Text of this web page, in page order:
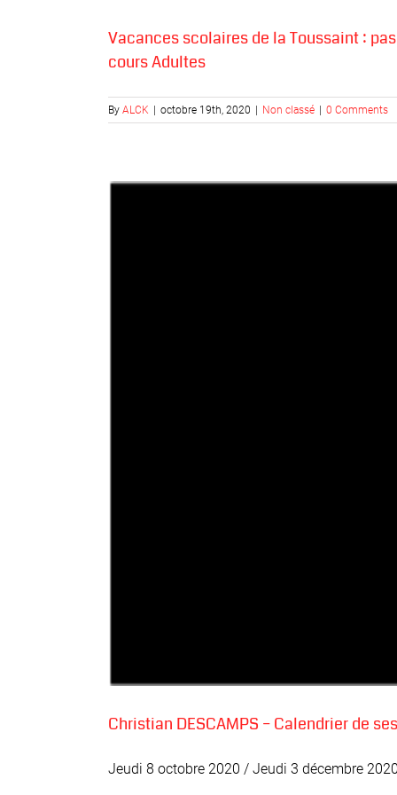
Vacances scolaires de la Toussaint :
cours Adultes
By ALCK octobre 19th, 2020 Non classé 0 Comments
Christian DESCAMPS – Calendrier de
Jeudi 8 octobre 2020 / Jeudi 3 décembre